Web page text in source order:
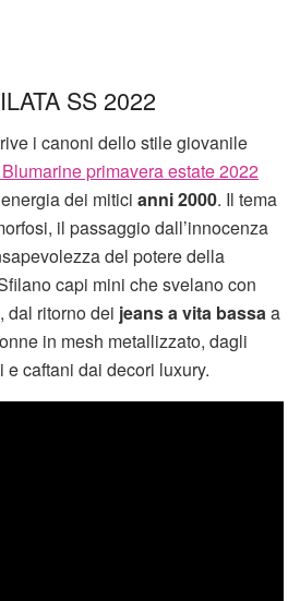
SS 2022
i canoni dello stile giovanile
primavera estate 2022
dei mitici anni 2000. Il tema
il passaggio dall’innocenza
del potere della
capi mini che svelano con
dal ritorno dei jeans a vita bassaa
in mesh metallizzato, dagli
e caftani dai decori luxury.